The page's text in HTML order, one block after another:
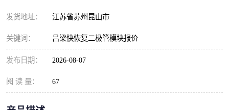
发货地址： 江苏省苏州昆山市
关键词： 吕梁快恢复二极管模块报价
发布日期： 2026-08-07
阅 读 量： 67